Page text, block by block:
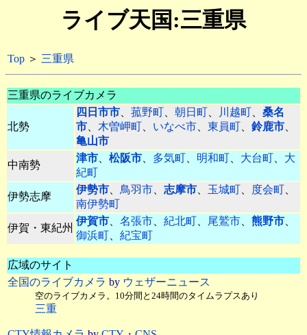
ライブ天国:三重県
Top ＞ 三重県
三重県のライブカメラ
北勢
四日市市、 菰野町、 朝日町、 川越町、 桑名
市、 木曽岬町、 いなべ市、 東員町、 鈴鹿市、
亀山市
中南勢
津市、 松阪市、 多気町、 明和町、 大台町、 大
紀町
伊勢志摩
伊勢市、 鳥羽市、 志摩市、 玉城町、 度会町、
南伊勢町
伊賀・東紀州
伊賀市、 名張市、 紀北町、 尾鷲市、 熊野市、
御浜町、 紀宝町
広域のサイト
全国のライブカメラ by ウェザーニュース
空のライブカメラ。10分間と24時間のタイムラプスあり
三重